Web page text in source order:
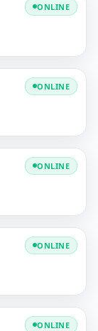
ONLINE
ONLINE
ONLINE
ONLINE
ONLINE